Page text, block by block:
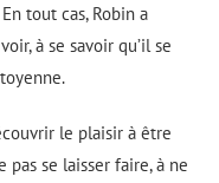
tout cas, Robin a
à se savoir qu’il se
le plaisir à être
pas se laisser faire, à ne